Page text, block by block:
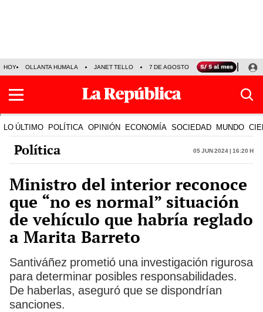
HOY OLLANTA HUMALA JANET TELLO 7 DE AGOSTO TINKA RESULTADOS
LO ÚLTIMO POLÍTICA OPINIÓN ECONOMÍA SOCIEDAD MUNDO
Política 05 Jun 2024 | 16:20 h
Ministro del interior reconoce
que “no es normal” situación
de vehículo que habría reglado
a Marita Barreto
Santiváñez prometió una investigación rigurosa
para determinar posibles responsabilidades.
De haberlas, aseguró que se dispondrían
sanciones.